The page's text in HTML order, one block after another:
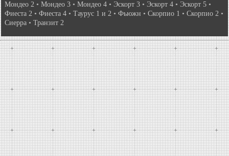
Мондео 2 • Мондео 3 • Мондео 4 • Эскорт 3 • Эскорт 4 • Эскорт 5 •
Фиеста 2 • Фиеста 4 • Таурус 1 и 2 • Фьюжн • Скорпио 1 • Скорпио 2 •
Сиерра • Транзит 2